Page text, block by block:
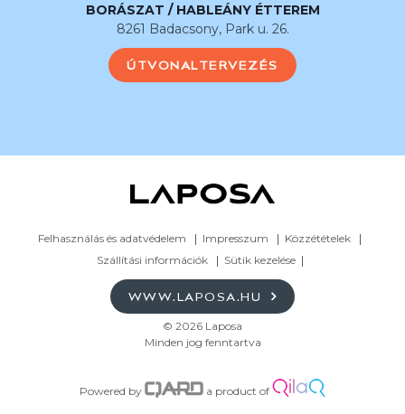
BORÁSZAT / HABLEÁNY ÉTTEREM
8261 Badacsony, Park u. 26.
ÚTVONALTERVEZÉS
Felhasználás és adatvédelem Impresszum
Közzétételek
Szállítási információk
Sütik kezelése
WWW.LAPOSA.HU
© 2026 Laposa
Minden jog fenntartva
Powered by a product of